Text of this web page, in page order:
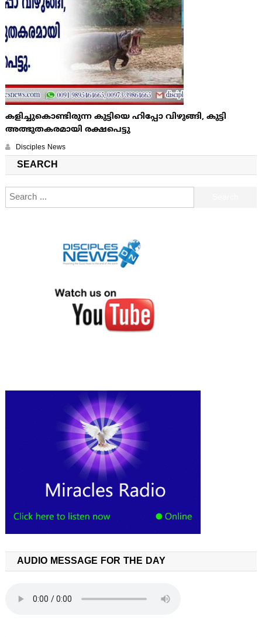
കളിച്ചുകൊണ്ടിരുന്ന കുട്ടിയെ ഹിപ്പോ വിഴുങ്ങി, കുട്ടി
അത്ഭുതകരമായി രക്ഷപെട്ടു
Disciples News
SEARCH
AUDIO MESSAGE FOR THE DAY